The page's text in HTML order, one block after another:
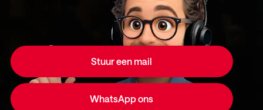
Stuur een mail
WhatsApp ons